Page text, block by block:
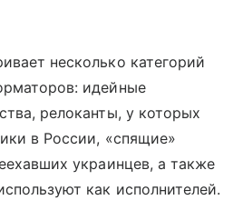
несколько категорий
идейные
релоканты, у которых
в России, «спящие»
украинцев, а также
как исполнителей.